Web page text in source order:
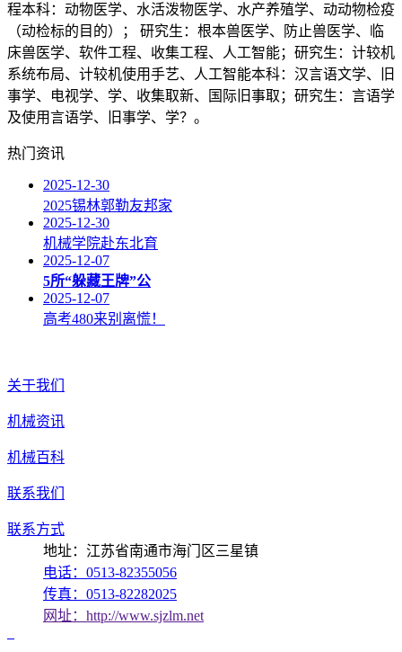
程本科：动物医学、水活泼物医学、水产养殖学、动动物检疫
（动检标的目的）； 研究生：根本兽医学、防止兽医学、临
床兽医学、软件工程、收集工程、人工智能；研究生：计较机
系统布局、计较机使用手艺、人工智能本科：汉言语文学、旧
事学、电视学、学、收集取新、国际旧事取；研究生：言语学
及使用言语学、旧事学、学？。
热门资讯
2025-12-30
2025锡林郭勒友邦家
2025-12-30
机械学院赴东北育
2025-12-07
5所“躲藏王牌”公
2025-12-07
高考480来别离慌！
关于我们
机械资讯
机械百科
联系我们
联系方式
地址：江苏省南通市海门区三星镇
电话：0513-82355056
传真：0513-82282025
网址：http://www.sjzlm.net